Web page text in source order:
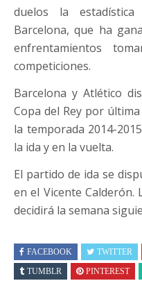
duelos la
Barcelona, que ha
enfrentamientos
competiciones.
Barcelona y Atlético
Copa del Rey por
la temporada 2014-
la ida y en la vuelta.
El partido de ida se
en el Vicente Calderón.
decidirá la semana
FACEBOOK TWITTER
TUMBLR
PINTEREST